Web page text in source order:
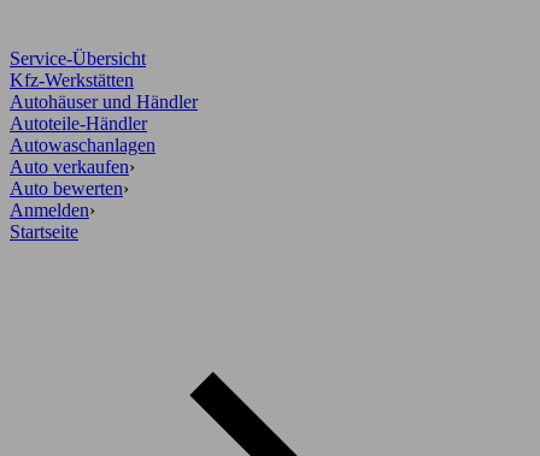
Service-Übersicht
Kfz-Werkstätten
Autohäuser und Händler
Autoteile-Händler
Autowaschanlagen
Auto verkaufen›
Auto bewerten›
Anmelden›
Startseite